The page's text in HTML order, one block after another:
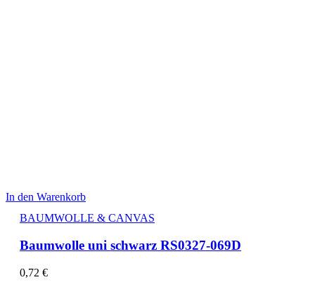
In den Warenkorb
BAUMWOLLE & CANVAS
Baumwolle uni schwarz RS0327-069D
0,72 €